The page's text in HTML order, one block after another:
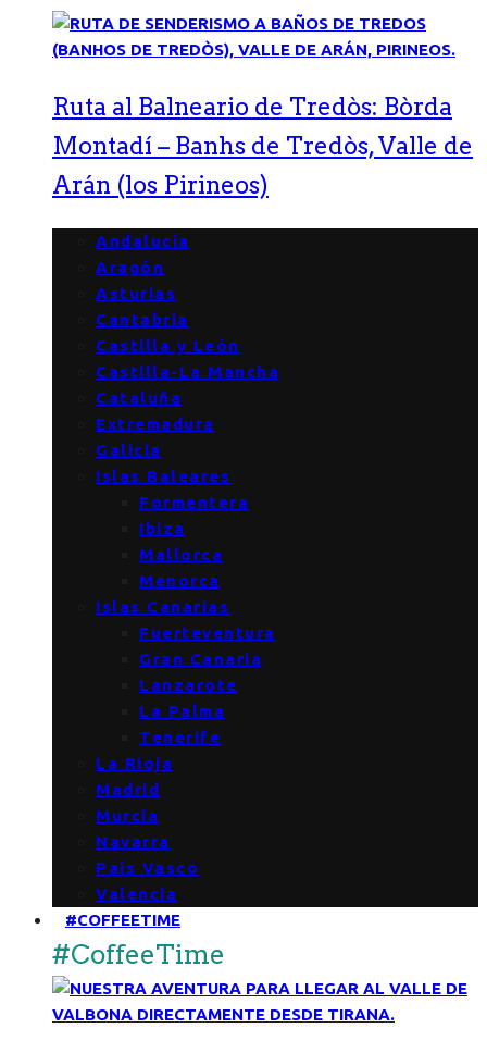
Ruta al Balneario de Tredòs: Bòrda
Montadí – Banhs de Tredòs, Valle de
Arán (los Pirineos)
Andalucía
Aragón
Asturias
Cantabria
Castilla y León
Castilla-La Mancha
Cataluña
Extremadura
Galicia
Islas Baleares
Formentera
Ibiza
Mallorca
Menorca
Islas Canarias
Fuerteventura
Gran Canaria
Lanzarote
La Palma
Tenerife
La Rioja
Madrid
Murcia
Navarra
País Vasco
Valencia
#COFFEETIME
#CoffeeTime